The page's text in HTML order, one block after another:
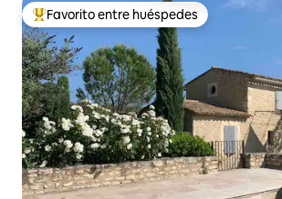
De los mejores en Favorito entre huéspedes
Favorito entre huéspedes